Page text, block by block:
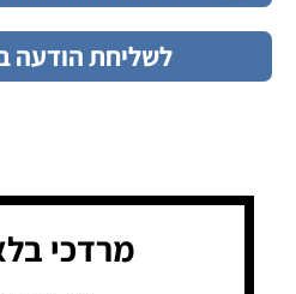
לשליחת הודעה
מרדכי